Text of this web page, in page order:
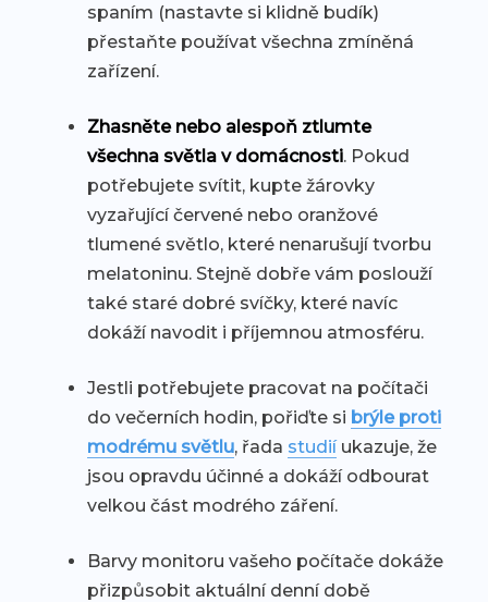
spaním (nastavte si klidně budík)
přestaňte používat všechna zmíněná
zařízení.
Zhasněte nebo alespoň ztlumte
všechna světla v domácnosti. Pokud
potřebujete svítit, kupte žárovky
vyzařující červené nebo oranžové
tlumené světlo, které nenarušují tvorbu
melatoninu. Stejně dobře vám poslouží
také staré dobré svíčky, které navíc
dokáží navodit i příjemnou atmosféru.
Jestli potřebujete pracovat na počítači
do večerních hodin, pořiďte si brýle proti
modrému světlu, řada studiíukazuje, že
jsou opravdu účinné a dokáží odbourat
velkou část modrého záření.
Barvy monitoru vašeho počítače dokáže
přizpůsobit aktuální denní době